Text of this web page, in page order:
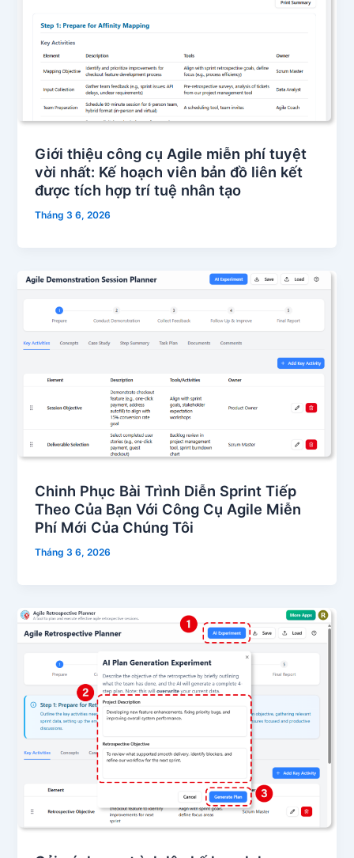
Giới thiệu công cụ Agile miễn phí tuyệt
vời nhất: Kế hoạch viên bản đồ liên kết
được tích hợp trí tuệ nhân tạo
Tháng 3 6, 2026
Chinh Phục Bài Trình Diễn Sprint Tiếp
Theo Của Bạn Với Công Cụ Agile Miễn
Phí Mới Của Chúng Tôi
Tháng 3 6, 2026